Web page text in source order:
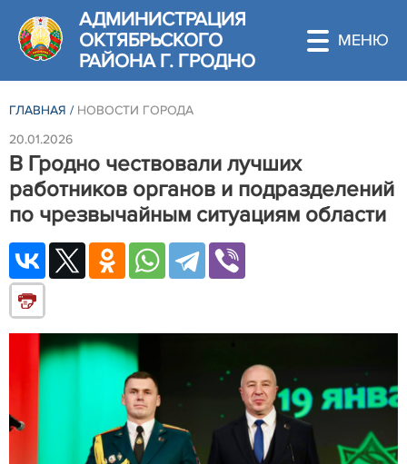
АДМИНИСТРАЦИЯ
ОКТЯБРЬСКОГО
РАЙОНА Г. ГРОДНО
ГЛАВНАЯ / НОВОСТИ ГОРОДА
20.01.2026
В Гродно чествовали лучших
работников органов и подразделений
по чрезвычайным ситуациям области